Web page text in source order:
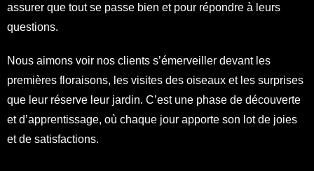
assurer que tout se passe bien et pour répondre à leurs
questions.
Nous aimons voir nos clients s’émerveiller devant les
premières floraisons, les visites des oiseaux et les surprises
que leur réserve leur jardin. C’est une phase de découverte
et d’apprentissage, où chaque jour apporte son lot de joies
et de satisfactions.